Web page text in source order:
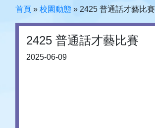
首頁 » 校園動態 » 2425 普通話才藝比賽
2425 普通話才藝比賽
2025-06-09